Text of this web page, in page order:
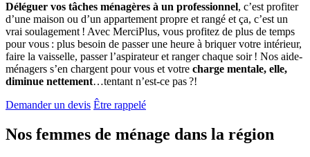
Déléguer vos tâches ménagères à un professionnel, c’est profiter
d’une maison ou d’un appartement propre et rangé et ça, c’est un
vrai soulagement ! Avec MerciPlus, vous profitez de plus de temps
pour vous : plus besoin de passer une heure à briquer votre intérieur,
faire la vaisselle, passer l’aspirateur et ranger chaque soir ! Nos aide-
ménagers s’en chargent pour vous et votre charge mentale, elle,
diminue nettement…tentant n’est-ce pas ?!
Demander un devis Être rappelé
Nos femmes de ménage dans la région